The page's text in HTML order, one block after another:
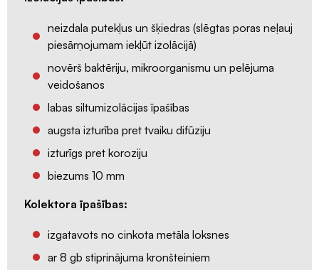
neizdala putekļus un šķiedras (slēgtas poras neļauj
piesārņojumam iekļūt izolācijā)
novērš baktēriju, mikroorganismu un pelējuma
veidošanos
labas siltumizolācijas īpašības
augsta izturība pret tvaiku difūziju
izturīgs pret koroziju
biezums 10 mm
Kolektora īpašības:
izgatavots no cinkota metāla loksnes
ar 8 gb stiprinājuma kronšteiniem
Nosūce
pieplūdes
Difuzora
resīveri
Rekuperatori
Centralizēta
rekuperācija
rekuperācija
Kondicionieri